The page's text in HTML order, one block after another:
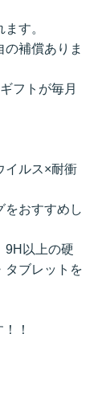
す。
補償ありま
フトが毎月
イルス×耐衝
をおすすめし
9H以上の硬
タブレットを
！